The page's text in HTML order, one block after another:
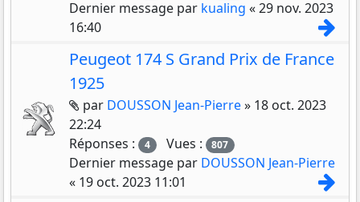
Dernier message par kualing «29 nov. 2023
16:40
Peugeot 174 S Grand Prix de France
1925
Pièces jointes
par DOUSSON Jean-Pierre» 18 oct. 2023
22:24
Réponses :
4 Vues : 807
Dernier message par DOUSSON Jean-Pierre
« 19 oct. 2023 11:01